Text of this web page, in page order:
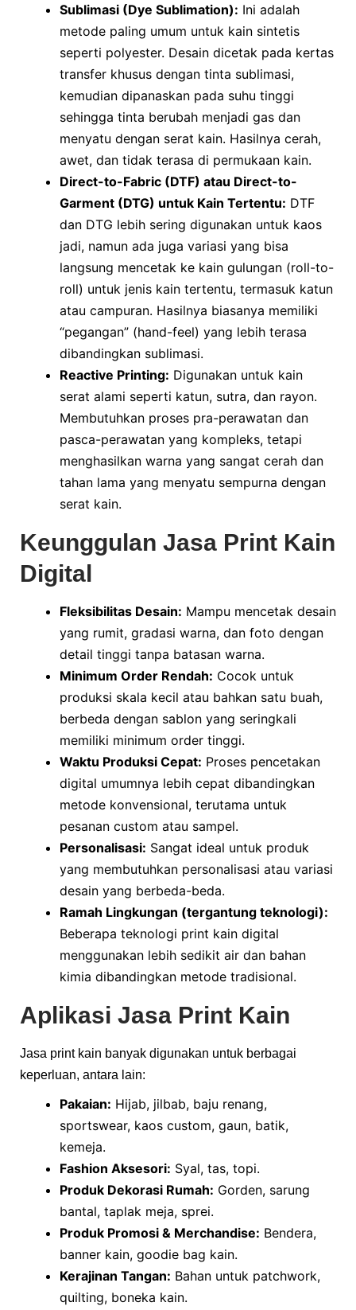
Sublimasi (Dye Sublimation): Ini adalah
metode paling umum untuk kain sintetis
seperti polyester. Desain dicetak pada kertas
transfer khusus dengan tinta sublimasi,
kemudian dipanaskan pada suhu tinggi
sehingga tinta berubah menjadi gas dan
menyatu dengan serat kain. Hasilnya cerah,
awet, dan tidak terasa di permukaan kain.
Direct-to-Fabric (DTF) atau Direct-to-
Garment (DTG) untuk Kain Tertentu: DTF
dan DTG lebih sering digunakan untuk kaos
jadi, namun ada juga variasi yang bisa
langsung mencetak ke kain gulungan (roll-to-
roll) untuk jenis kain tertentu, termasuk katun
atau campuran. Hasilnya biasanya memiliki
“pegangan” (hand-feel) yang lebih terasa
dibandingkan sublimasi.
Reactive Printing: Digunakan untuk kain
serat alami seperti katun, sutra, dan rayon.
Membutuhkan proses pra-perawatan dan
pasca-perawatan yang kompleks, tetapi
menghasilkan warna yang sangat cerah dan
tahan lama yang menyatu sempurna dengan
serat kain.
Keunggulan Jasa Print Kain
Digital
Fleksibilitas Desain: Mampu mencetak desain
yang rumit, gradasi warna, dan foto dengan
detail tinggi tanpa batasan warna.
Minimum Order Rendah: Cocok untuk
produksi skala kecil atau bahkan satu buah,
berbeda dengan sablon yang seringkali
memiliki minimum order tinggi.
Waktu Produksi Cepat: Proses pencetakan
digital umumnya lebih cepat dibandingkan
metode konvensional, terutama untuk
pesanan custom atau sampel.
Personalisasi: Sangat ideal untuk produk
yang membutuhkan personalisasi atau variasi
desain yang berbeda-beda.
Ramah Lingkungan (tergantung teknologi):
Beberapa teknologi print kain digital
menggunakan lebih sedikit air dan bahan
kimia dibandingkan metode tradisional.
Aplikasi Jasa Print Kain
Jasa print kain banyak digunakan untuk berbagai
keperluan, antara lain:
Pakaian: Hijab, jilbab, baju renang,
sportswear, kaos custom, gaun, batik,
kemeja.
Fashion Aksesori: Syal, tas, topi.
Produk Dekorasi Rumah: Gorden, sarung
bantal, taplak meja, sprei.
Produk Promosi & Merchandise: Bendera,
banner kain, goodie bag kain.
Kerajinan Tangan: Bahan untuk patchwork,
quilting, boneka kain.